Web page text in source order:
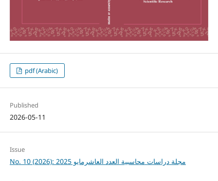
pdf (Arabic)
Published
2026-05-11
Issue
No. 10 (2026): مجلة دراسات محاسبية العدد العاشرمايو 2025